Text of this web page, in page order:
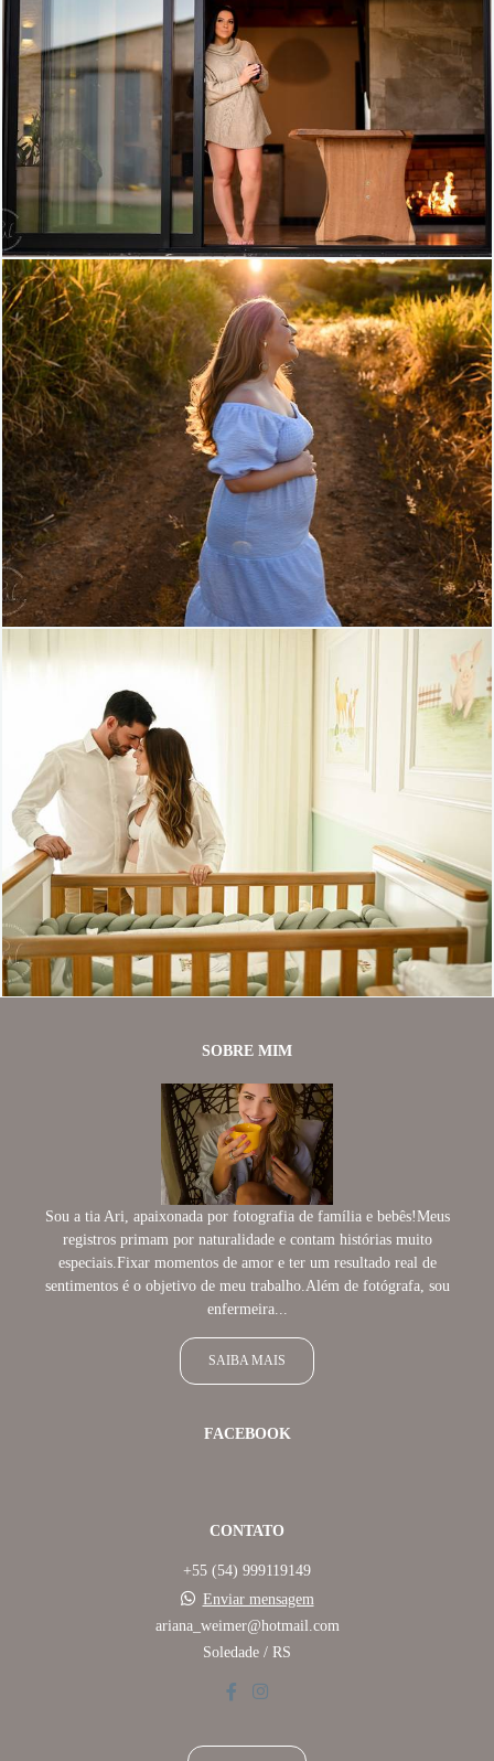
684
956 54
514 0
SOBRE MIM
Sou a tia Ari, apaixonada por fotografia de família e bebês!Meus
registros primam por naturalidade e contam histórias muito
especiais.Fixar momentos de amor e ter um resultado real de
sentimentos é o objetivo de meu trabalho.Além de fotógrafa, sou
enfermeira...
SAIBA MAIS
FACEBOOK
CONTATO
+55 (54) 999119149
Enviar mensagem
ariana_weimer@hotmail.com
Soledade / RS